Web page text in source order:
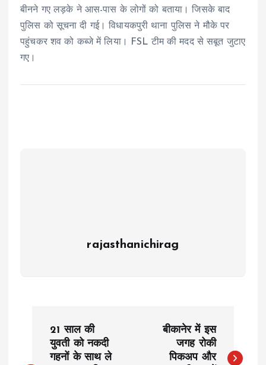
बीनने गए लड़के ने आस-पास के लोगों को बताया। जिसके बाद
पुलिस को सूचना दी गई। विधायकपुरी थाना पुलिस ने मौके पर
पहुंचकर शव को कब्जे में लिया। FSL टीम की मदद से सबूत जुटाए
गए।
rajasthanichirag
21 साल की
युवती को नकदी
गहनों के साथ ले
बीकानेर में इस
जगह रोकी
पिकअप और